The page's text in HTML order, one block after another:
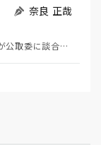
奈良 正哉
北海道新幹線の延伸に絡んで、建設会社9社が公取委に談合を疑われている（5月20日日経）。 談合と…